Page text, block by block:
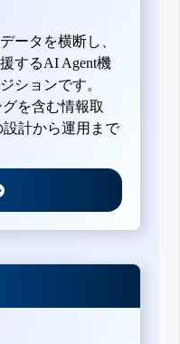
ータを横断し、
するAI Agent機
ションです。
を含む情報取
計から運用まで